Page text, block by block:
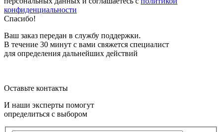
конфиденциальности
Спасибо!
Ваш заказ передан в службу поддержки.
В течение 30 минут с вами свяжется специалист
для определения дальнейших действий
Оставьте контакты
И наши эксперты помогут
определиться с выбором